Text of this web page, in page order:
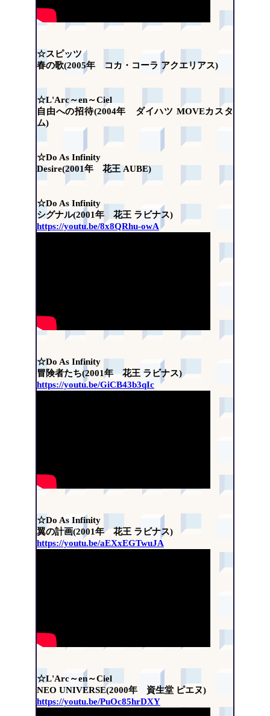
☆スピッツ
春の歌(2005年 コカ・コーラ アクエリアス)
☆L'Arc～en～Ciel
自由への招待(2004年 ダイハツ MOVEカスタ
ム)
☆Do As Infinity
Desire(2001年 花王 AUBE)
☆Do As Infinity
シグナル(2001年 花王 ラビナス)
https://youtu.be/8x8QRhu-owA
☆Do As Infinity
冒険者たち(2001年 花王 ラビナス)
https://youtu.be/GiCB43b3qIc
☆Do As Infinity
翼の計画(2001年 花王 ラビナス)
https://youtu.be/aEXxEGTwuJA
☆L'Arc～en～Ciel
NEO UNIVERSE(2000年 資生堂 ピエヌ)
https://youtu.be/PuOc85hrDXY